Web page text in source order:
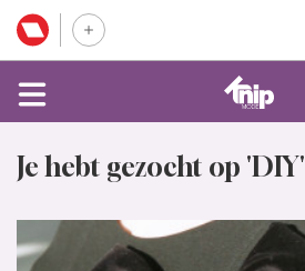
Je hebt gezocht op 'DIY'